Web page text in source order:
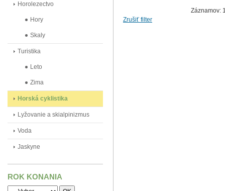
Záznamov:
Zrušiť filter
Horolezectvo
Hory
Skaly
Turistika
Leto
Zima
Horská cyklistika
Lyžovanie a skialpinizmus
Voda
Jaskyne
ROK KONANIA